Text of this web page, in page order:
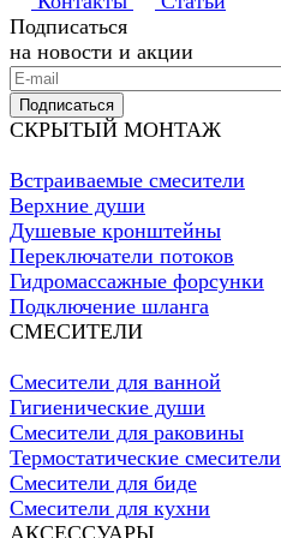
Подписаться
на новости и акции
Подписаться
СКРЫТЫЙ МОНТАЖ
Встраиваемые смесители
Верхние души
Душевые кронштейны
Переключатели потоков
Гидромассажные форсунки
Подключение шланга
СМЕСИТЕЛИ
Смесители для ванной
Гигиенические души
Смесители для раковины
Термостатические смесители
Смесители для биде
Смесители для кухни